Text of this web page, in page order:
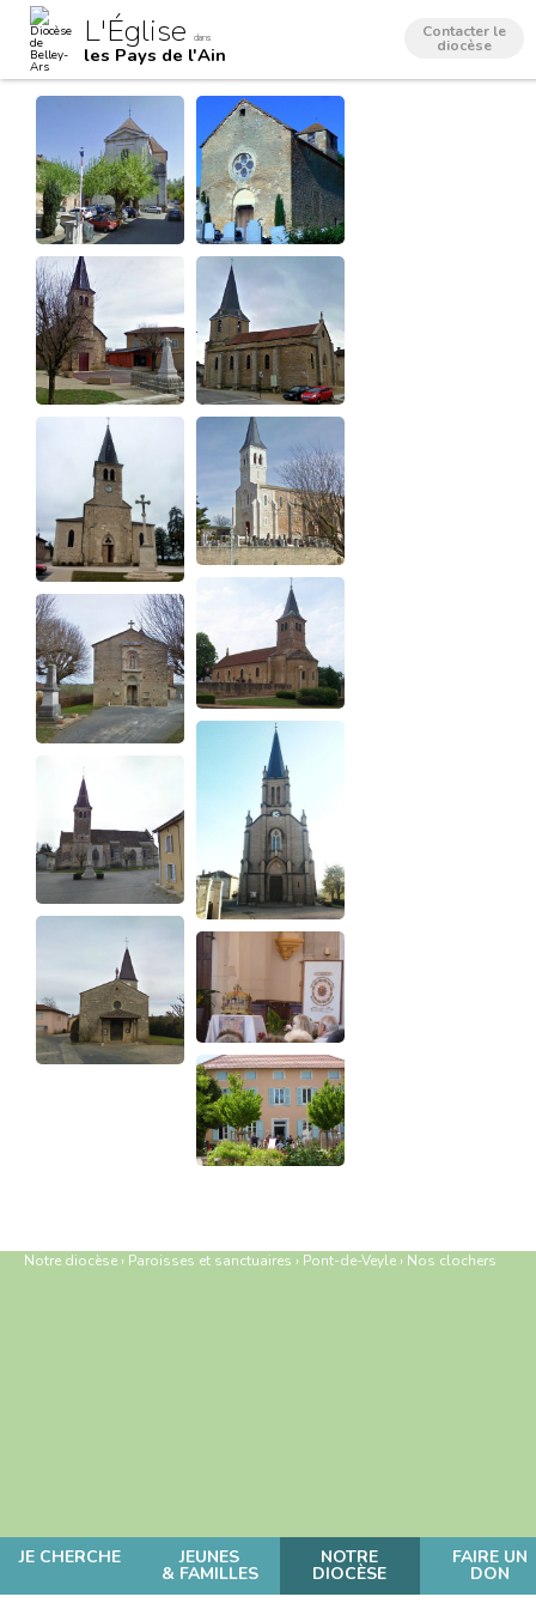
contenu.
Outils
personnels
L'Église dans
les Pays de l'Ain
JE CHERCHE JEUNES
& FAMILLES
NOTRE
DIOCÈSE
FAIRE UN
DON
Contacter le
diocèse
Notre diocèse › Paroisses et sanctuaires › Pont-de-Veyle › Nos clochers